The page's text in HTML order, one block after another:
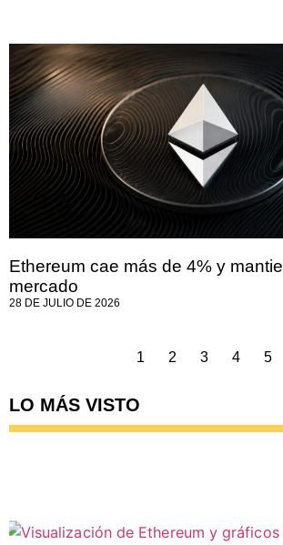
Ethereum cae más de 4% y
mercado
28 DE JULIO DE 2026
1 2 3 4 5
LO MÁS VISTO